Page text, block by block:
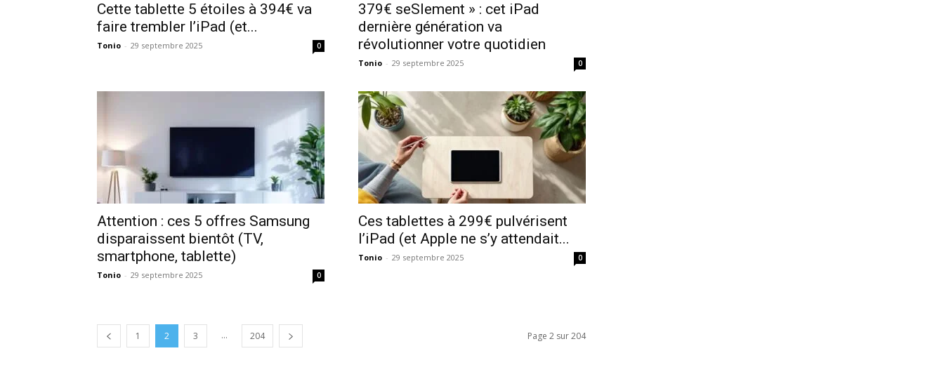
Cette tablette 5 étoiles à 394€ va
faire trembler l’iPad (et...
Tonio - 29 septembre 2025 0
379€ seSlement » : cet iPad
dernière génération va
révolutionner votre quotidien
Tonio - 29 septembre 2025 0
Attention : ces 5 offres Samsung
disparaissent bientôt (TV,
smartphone, tablette)
Tonio - 29 septembre 2025 0
Ces tablettes à 299€ pulvérisent
l’iPad (et Apple ne s’y attendait...
Tonio - 29 septembre 2025 0
1 2 3 ... 204 Page 2 sur 204